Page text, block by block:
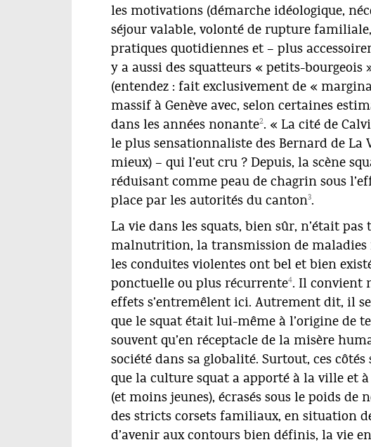
les motivations (démarche idéologique,
séjour valable, volonté de rupture familiale,
pratiques quotidiennes et – plus
y a aussi des squatteurs « petits-bourgeois
(entendez : fait exclusivement de «
massif à Genève avec, selon certaines
dans les années nonante2. « La cité de
le plus sensationnaliste des Bernard de
mieux) – qui l’eut cru ? Depuis, la scène
réduisant comme peau de chagrin sous
place par les autorités du canton3.
La vie dans les squats, bien sûr, n’était
malnutrition, la transmission de maladies
les conduites violentes ont bel et bien
ponctuelle ou plus récurrente4. Il convient
effets s’entremêlent ici. Autrement dit, il
que le squat était lui-même à l’origine de
souvent qu’en réceptacle de la misère
société dans sa globalité. Surtout, ces
que la culture squat a apporté à la ville et
(et moins jeunes), écrasés sous le poids de
des stricts corsets familiaux, en situation
d’avenir aux contours bien définis, la vie